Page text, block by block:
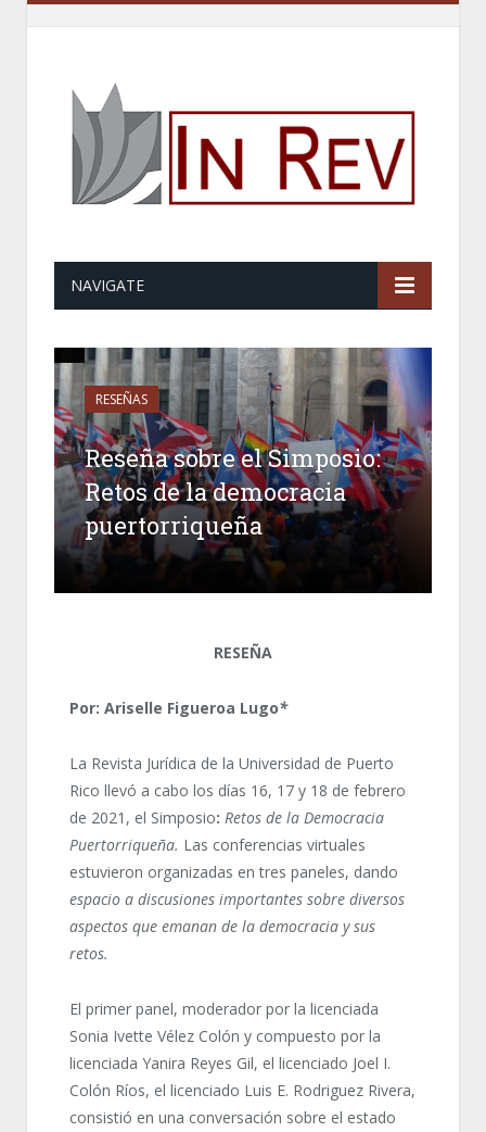
NAVIGATE
RESEÑAS
Reseña sobre el Simposio:
Retos de la democracia
puertorriqueña
RESEÑA
Por: Ariselle Figueroa Lugo*
La Revista Jurídica de la Universidad de Puerto
Rico llevó a cabo los días 16, 17 y 18 de febrero
de 2021, el Simposio: Retos de la Democracia
Puertorriqueña. Las conferencias virtuales
estuvieron organizadas en tres paneles, dando
espacio a discusiones importantes sobre diversos
aspectos que emanan de la democracia y sus
retos.
El primer panel, moderador por la licenciada
Sonia Ivette Vélez Colón y compuesto por la
licenciada Yanira Reyes Gil, el licenciado Joel I.
Colón Ríos, el licenciado Luis E. Rodriguez Rivera,
consistió en una conversación sobre el estado